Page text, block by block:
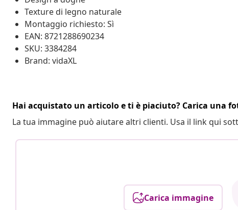
Texture di legno naturale
Montaggio richiesto: Sì
EAN: 8721288690234
SKU: 3384284
Brand: vidaXL
Hai acquistato un articolo e ti è piaciuto? Carica una
La tua immagine può aiutare altri clienti. Usa il link qui
Carica immagine